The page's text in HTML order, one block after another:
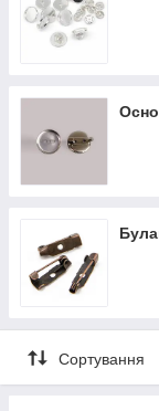
Сортування